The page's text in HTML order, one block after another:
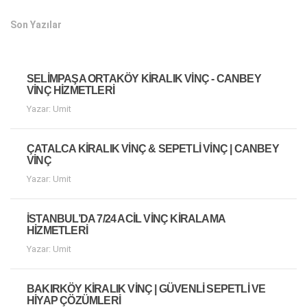
Son Yazılar
SELIMPAŞA ORTAKÖY KIRALIK VINÇ - CANBEY
VINÇ HIZMETLERI
Yazar: Umit
ÇATALCA KIRALIK VINÇ & SEPETLI VINÇ | CANBEY
VINÇ
Yazar: Umit
İSTANBUL’DA 7/24 ACIL VINÇ KIRALAMA
HIZMETLERI
Yazar: Umit
BAKIRKÖY KIRALIK VINÇ | GÜVENLI SEPETLI VE
HIYAP ÇÖZÜMLERI